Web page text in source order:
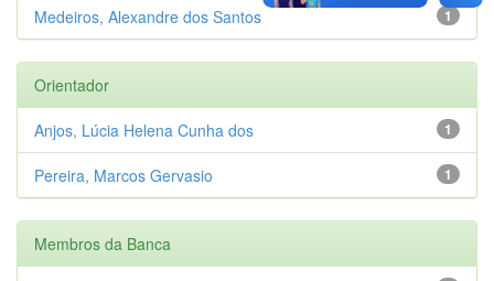
1
Medeiros, Alexandre dos Santos
Orientador
1
Anjos, Lúcia Helena Cunha dos
1
Pereira, Marcos Gervasio
Membros da Banca